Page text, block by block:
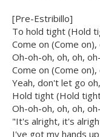
[Pre-Estribillo]
To hold tight (Hold
Come on (Come
Oh-oh-oh, oh, oh,
Come on (Come
Yeah, don't let go
Hold tight (Hold
Oh-oh-oh, oh, oh,
"It's alright, it's
I've got my hands